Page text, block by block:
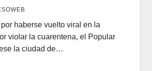
haberse vuelto viral en la
violar la cuarentena, el Popular
la ciudad de…